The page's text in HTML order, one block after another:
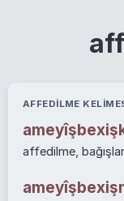
AFFEDILME
affedilme,